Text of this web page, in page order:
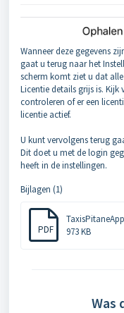
Wanneer deze gegevens
gaat u terug naar het
scherm komt ziet u dat
Licentie details grijs is.
controleren of er een
licentie actief.
U kunt vervolgens terug
Dit doet u met de login
heeft in de instellingen.
Bijlagen (1)
PDF
973 KB
Was